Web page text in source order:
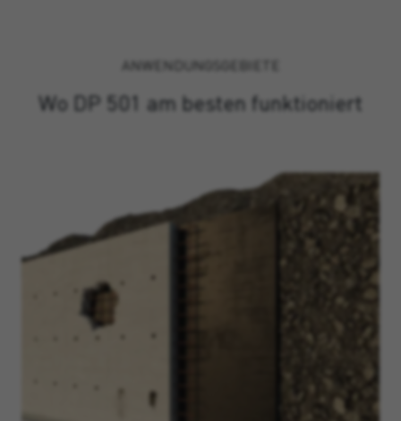
ANWENDUNGSGEBIETE
Wo DP 501 am besten funktioniert